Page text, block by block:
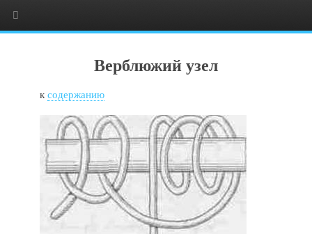
Верблюжий узел
ксодержанию